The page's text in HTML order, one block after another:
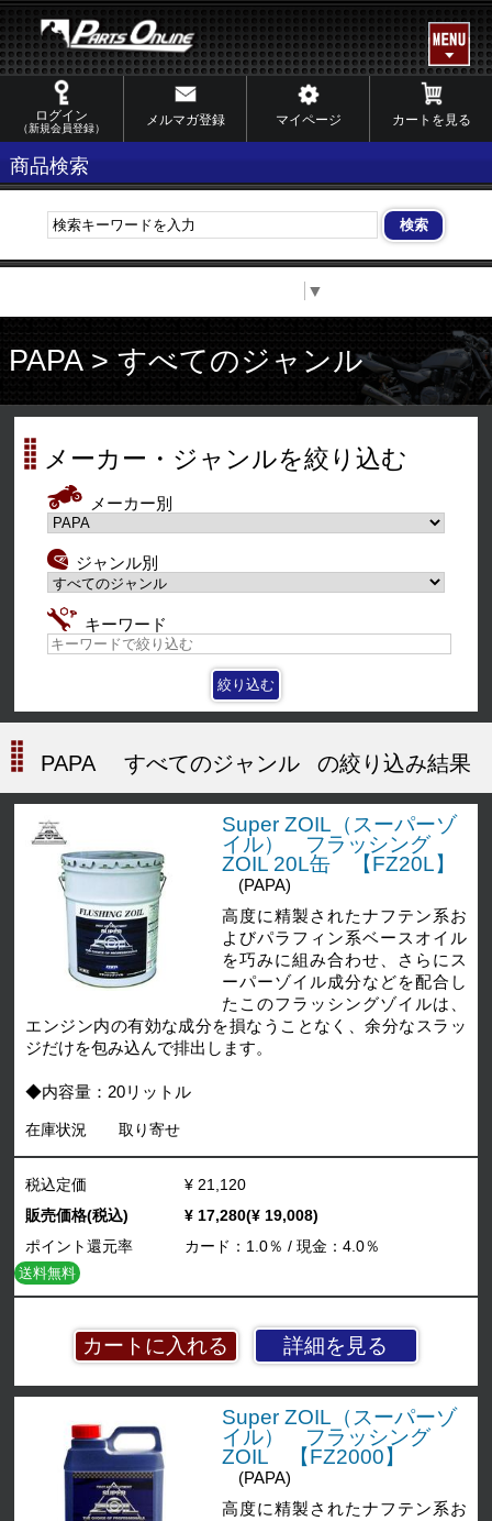
ログイン
（新規会員登録）
メルマガ登録 マイページ カートを見る
商品検索
▼
PAPA > すべてのジャンル
メーカー・ジャンルを絞り込む
メーカー別
ジャンル別
キーワード
PAPA すべてのジャンル の絞り込み結果
Super ZOIL（スーパーゾ
イル） フラッシング
ZOIL 20L缶 【FZ20L】
(PAPA)
高度に精製されたナフテン系お
よびパラフィン系ベースオイル
を巧みに組み合わせ、さらにス
ーパーゾイル成分などを配合し
たこのフラッシングゾイルは、
エンジン内の有効な成分を損なうことなく、余分なスラッ
ジだけを包み込んで排出します。
◆内容量：20リットル
在庫状況 取り寄せ
詳細を見る
税込定価
¥ 21,120
販売価格(税込)
¥ 17,280(¥ 19,008)
ポイント還元率
カード：1.0％ / 現金：4.0％
送料無料
Super ZOIL（スーパーゾ
イル） フラッシング
ZOIL 【FZ2000】
(PAPA)
高度に精製されたナフテン系お